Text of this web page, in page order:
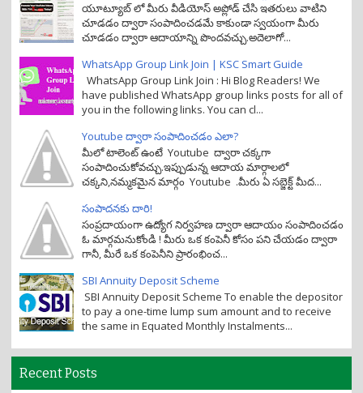
యూట్యూబ్ లో మీరు వీడియోస్ అప్లోడ్ చేసి ఇతరులు వాటిని
చూడడం ద్వారా సంపాదించడమే కాకుండా స్వయంగా మీరు
చూడడం ద్వారా ఆదాయాన్ని పొందవచ్చు.అదెలాగో...
WhatsApp Group Link Join | KSC Smart Guide
WhatsApp Group Link Join : Hi Blog Readers! We
have published WhatsApp group links posts for all of
you in the following links. You can cl...
Youtube ద్వారా సంపాదించడం ఎలా?
మీలో టాలెంట్ ఉంటే Youtube ద్వారా చక్కగా
సంపాదించుకోవచ్చు.ఇప్పుడున్న ఆదాయ మార్గాలలో
చక్కని,నమ్మకమైన మార్గం Youtube .మీరు ఏ సబ్జెక్ట్ మీద...
సంపాదనకు దారి!
సంప్రదాయంగా ఉద్యోగ నిర్వహణ ద్వారా ఆదాయం సంపాదించడం
ఓ మార్గమనుకోండి ! మీరు ఒక కంపెనీ కోసం పని చేయడం ద్వారా
గానీ, మీరే ఒక కంపెనీని ప్రారంభించ...
SBI Annuity Deposit Scheme
SBI Annuity Deposit Scheme To enable the depositor
to pay a one-time lump sum amount and to receive
the same in Equated Monthly Instalments...
Recent Posts